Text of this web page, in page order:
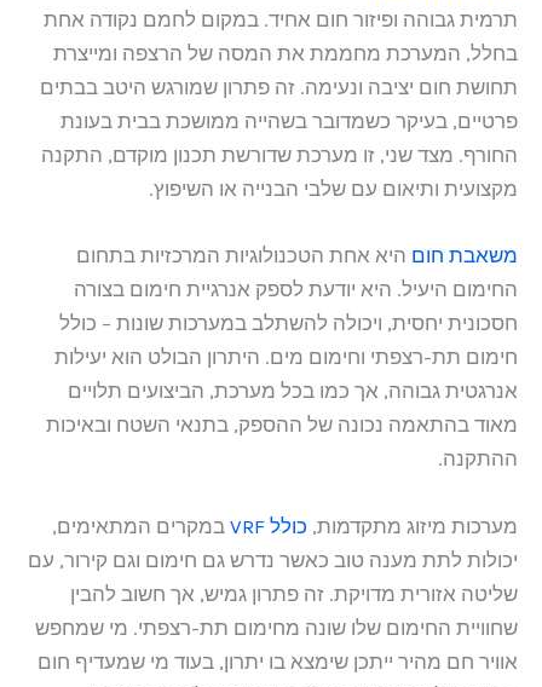
תרמית גבוהה ופיזור חום אחיד. במקום לחמם נקודה אחת
בחלל, המערכת מחממת את המסה של הרצפה ומייצרת
תחושת חום יציבה ונעימה. זה פתרון שמורגש היטב בבתים
פרטיים, בעיקר כשמדובר בשהייה ממושכת בבית בעונת
החורף. מצד שני, זו מערכת שדורשת תכנון מוקדם, התקנה
מקצועית ותיאום עם שלבי הבנייה או השיפוץ.
משאבת חום היא אחת הטכנולוגיות המרכזיות בתחום
החימום היעיל. היא יודעת לספק אנרגיית חימום בצורה
חסכונית יחסית, ויכולה להשתלב במערכות שונות – כולל
חימום תת-רצפתי וחימום מים. היתרון הבולט הוא יעילות
אנרגטית גבוהה, אך כמו בכל מערכת, הביצועים תלויים
מאוד בהתאמה נכונה של ההספק, בתנאי השטח ובאיכות
ההתקנה.
מערכות מיזוג מתקדמות, כולל VRF
במקרים המתאימים,
יכולות לתת מענה טוב כאשר נדרש גם חימום וגם קירור, עם
שליטה אזורית מדויקת. זה פתרון גמיש, אך חשוב להבין
שחוויית החימום שלו שונה מחימום תת-רצפתי. מי שמחפש
אוויר חם מהיר ייתכן שימצא בו יתרון, בעוד מי שמעדיף חום